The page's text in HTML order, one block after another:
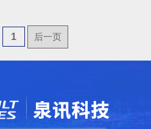
1 后一页